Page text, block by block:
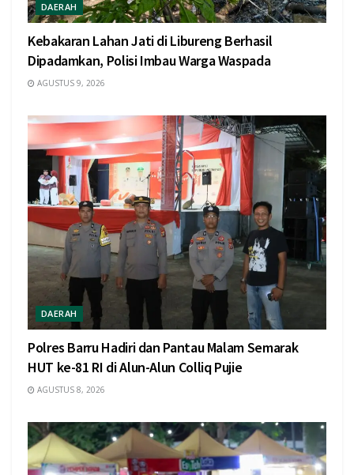
DAERAH
Kebakaran Lahan Jati di Libureng Berhasil
Dipadamkan, Polisi Imbau Warga Waspada
AGUSTUS 9, 2026
DAERAH
Polres Barru Hadiri dan Pantau Malam Semarak
HUT ke-81 RI di Alun-Alun Colliq Pujie
AGUSTUS 8, 2026